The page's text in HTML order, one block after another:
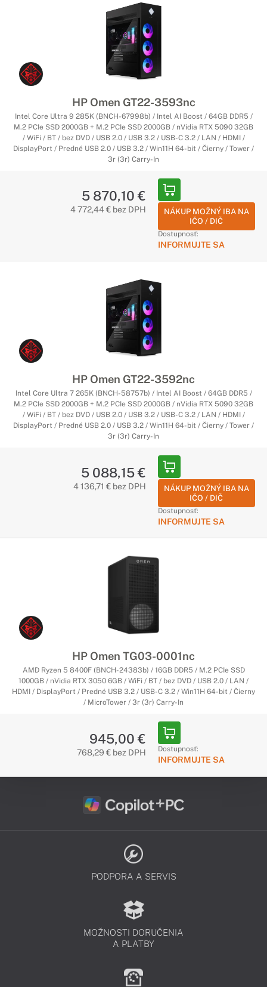
HP Omen GT22-3593nc
Intel Core Ultra 9 285K (BNCH-67998b) / Intel AI Boost / 64GB DDR5 /
M.2 PCIe SSD 2000GB + M.2 PCIe SSD 2000GB / nVidia RTX 5090 32GB
/ WiFi / BT / bez DVD / USB 2.0 / USB 3.2 / USB-C 3.2 / LAN / HDMI /
DisplayPort / Predné USB 2.0 / USB 3.2 / Win11H 64-bit / Čierny / Tower /
3r (3r) Carry-In
5 870,10 €
4 772,44 € bez DPH
NÁKUP MOŽNÝ IBA NA
IČO / DIČ
Dostupnosť:
INFORMUJTE SA
HP Omen GT22-3592nc
Intel Core Ultra 7 265K (BNCH-58757b) / Intel AI Boost / 64GB DDR5 /
M.2 PCIe SSD 2000GB + M.2 PCIe SSD 2000GB / nVidia RTX 5090 32GB
/ WiFi / BT / bez DVD / USB 2.0 / USB 3.2 / USB-C 3.2 / LAN / HDMI /
DisplayPort / Predné USB 2.0 / USB 3.2 / Win11H 64-bit / Čierny / Tower /
3r (3r) Carry-In
5 088,15 €
4 136,71 € bez DPH
NÁKUP MOŽNÝ IBA NA
IČO / DIČ
Dostupnosť:
INFORMUJTE SA
HP Omen TG03-0001nc
AMD Ryzen 5 8400F (BNCH-24383b) / 16GB DDR5 / M.2 PCIe SSD
1000GB / nVidia RTX 3050 6GB / WiFi / BT / bez DVD / USB 2.0 / LAN /
HDMI / DisplayPort / Predné USB 3.2 / USB-C 3.2 / Win11H 64-bit / Čierny
/ MicroTower / 3r (3r) Carry-In
945,00 €
768,29 € bez DPH Dostupnosť:
INFORMUJTE SA
PODPORA A SERVIS
MOŽNOSTI DORUČENIA
A PLATBY